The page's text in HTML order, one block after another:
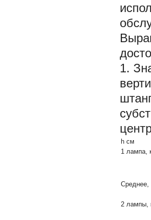
1.
h cм
1 лампа,
Среднее,
2 лампы,